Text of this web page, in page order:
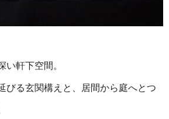
軒下空間。
びる玄関構えと、居間から庭へとつ